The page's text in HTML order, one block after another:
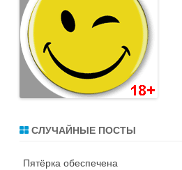
СЛУЧАЙНЫЕ ПОСТЫ
Пятёрка обеспечена